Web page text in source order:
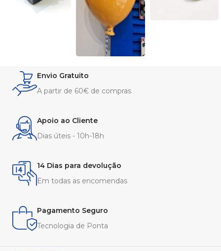
Envio Gratuito
A partir de 60€ de compras
Apoio ao Cliente
Dias úteis - 10h-18h
14 Dias para devolução
Em todas as encomendas
Pagamento Seguro
Tecnologia de Ponta